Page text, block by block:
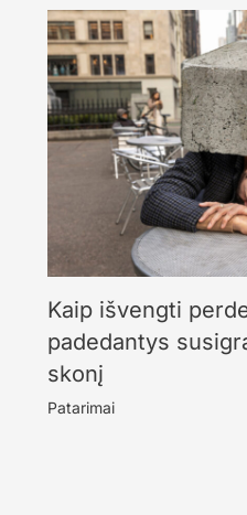
Kaip išvengti
padedantys
skonį
Patarimai